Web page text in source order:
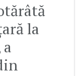
la